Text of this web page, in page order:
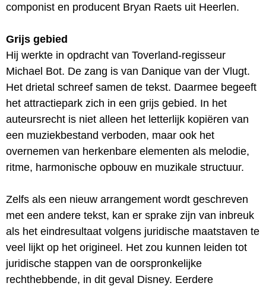
componist en producent Bryan Raets uit Heerlen.
Grijs gebied
Hij werkte in opdracht van Toverland-regisseur
Michael Bot. De zang is van Danique van der Vlugt.
Het drietal schreef samen de tekst. Daarmee begeeft
het attractiepark zich in een grijs gebied. In het
auteursrecht is niet alleen het letterlijk kopiëren van
een muziekbestand verboden, maar ook het
overnemen van herkenbare elementen als melodie,
ritme, harmonische opbouw en muzikale structuur.
Zelfs als een nieuw arrangement wordt geschreven
met een andere tekst, kan er sprake zijn van inbreuk
als het eindresultaat volgens juridische maatstaven te
veel lijkt op het origineel. Het zou kunnen leiden tot
juridische stappen van de oorspronkelijke
rechthebbende, in dit geval Disney. Eerdere